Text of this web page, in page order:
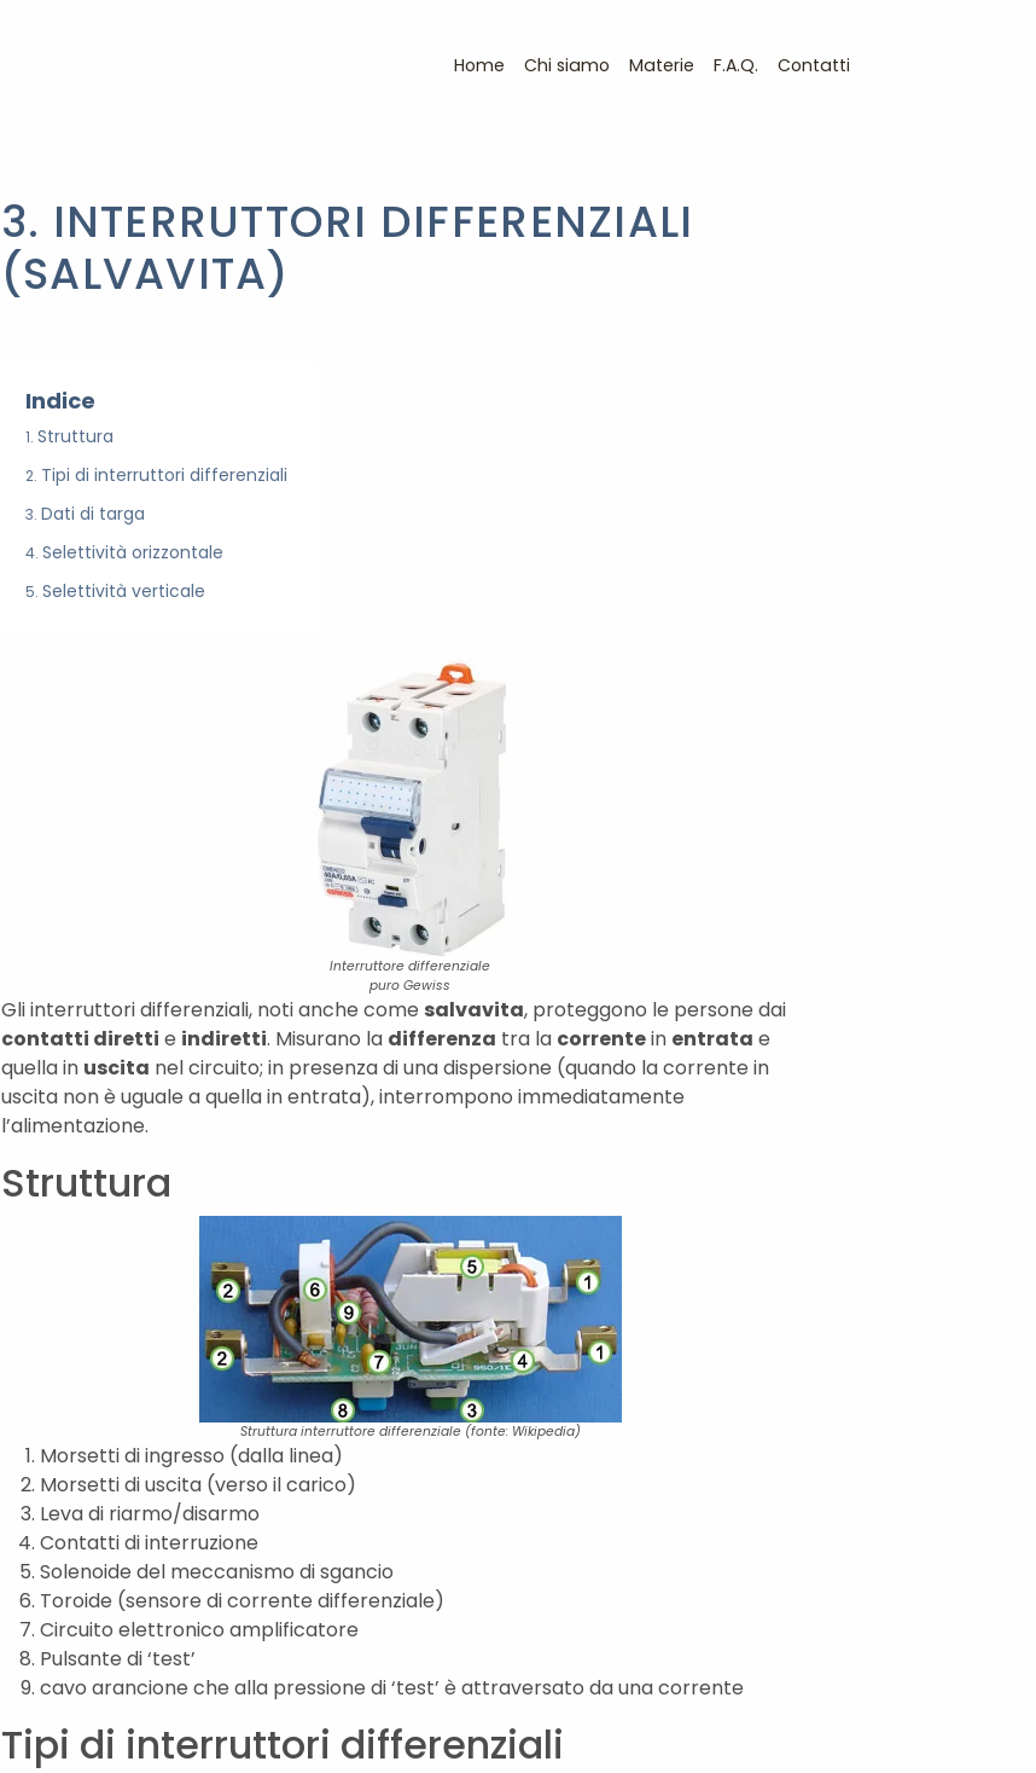
Home Chi siamo Materie F.A.Q. Contatti
3. INTERRUTTORI DIFFERENZIALI
(SALVAVITA)
Indice
Struttura
Tipi di interruttori differenziali
Dati di targa
Selettività orizzontale
Selettività verticale
Interruttore differenziale
puro Gewiss
Gli interruttori differenziali, noti anche come salvavita, proteggono le persone dai
contatti diretti e indiretti. Misurano la differenza tra la correntein entrata e
quella in uscita nel circuito; in presenza di una dispersione (quando la corrente in
uscita non è uguale a quella in entrata), interrompono immediatamente
l’alimentazione.
Struttura
Struttura interruttore differenziale (fonte: Wikipedia)
Morsetti di ingresso (dalla linea)
Morsetti di uscita (verso il carico)
Leva di riarmo/disarmo
Contatti di interruzione
Solenoide del meccanismo di sgancio
Toroide (sensore di corrente differenziale)
Circuito elettronico amplificatore
Pulsante di ‘test’
cavo arancione che alla pressione di ‘test’ è attraversato da una corrente
Tipi di interruttori differenziali